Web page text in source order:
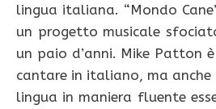
lingua italiana. “Mondo
un progetto musicale
un paio d’anni. Mike Patton
cantare in italiano, ma
lingua in maniera fluente